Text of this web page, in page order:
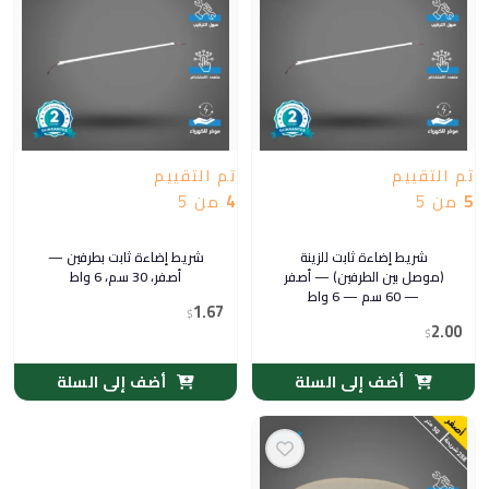
تم التقييم
5 من 5
شريط إضاءة ثابت للزينة
(موصل بين الطرفين) — أصفر
— 60 سم — 6 واط
$2.00
أضف إلى السلة
تم التقييم
4 من 5
شريط إضاءة ثابت بطرفين —
أصفر، 30 سم، 6 واط
$1.67
أضف إلى السلة